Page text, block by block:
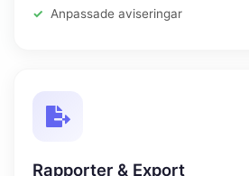
Anpassade aviseringar
Rapporter & Export